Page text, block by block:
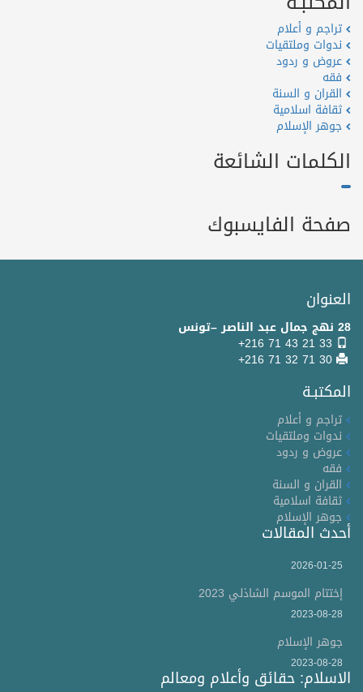
تراجم و أعلام
ندوات وملتقيات
عروض و ردود
فقه
القران و السنة
ثقافة اسلامية
جوهر الإسلام
الكلمات الشائعة
صفحة الفايسبوك
العنوان
28 نهج جمال عبد الناصر –تونس
+216 71 43 21 33
+216 71 32 71 30
المكتبـة
تراجم و أعلام
ندوات وملتقيات
عروض و ردود
فقه
القران و السنة
ثقافة اسلامية
جوهر الإسلام
أحدث المقالات
2026-01-25
إختتام الموسم الشاذلي 2023
2023-08-28
جوهر الإسلام
2023-08-28
الاسلام: حقائق وأعلام ومعالم